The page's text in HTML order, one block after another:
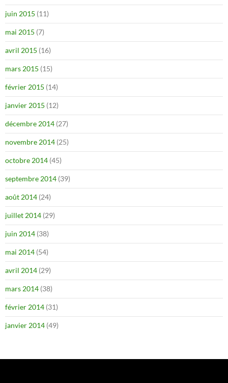
juin 2015 (11)
mai 2015 (7)
avril 2015 (16)
mars 2015 (15)
février 2015 (14)
janvier 2015 (12)
décembre 2014 (27)
novembre 2014 (25)
octobre 2014 (45)
septembre 2014 (39)
août 2014 (24)
juillet 2014 (29)
juin 2014 (38)
mai 2014 (54)
avril 2014 (29)
mars 2014 (38)
février 2014 (31)
janvier 2014 (49)